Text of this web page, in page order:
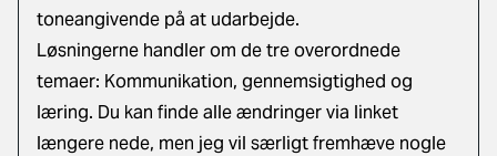
toneangivende på at udarbejde.
Løsningerne handler om de tre overordnede
temaer: Kommunikation, gennemsigtighed og
læring. Du kan finde alle ændringer via linket
længere nede, men jeg vil særligt fremhæve nogle